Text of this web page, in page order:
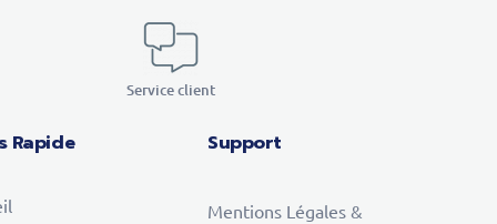
Service client
Rapide Support
Mentions Légales &